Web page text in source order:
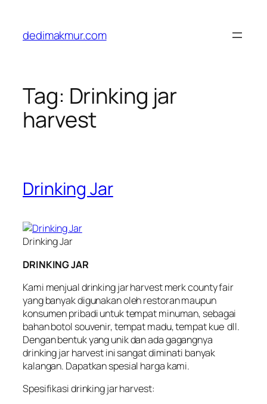
content
dedimakmur.com
Tag: Drinking jar
harvest
Drinking Jar
Drinking Jar
DRINKING JAR
Kami menjual drinking jar harvest merk county fair
yang banyak digunakan oleh restoran maupun
konsumen pribadi untuk tempat minuman, sebagai
bahan botol souvenir, tempat madu, tempat kue dll.
Dengan bentuk yang unik dan ada gagangnya
drinking jar harvest ini sangat diminati banyak
kalangan. Dapatkan spesial harga kami.
Spesifikasi drinking jar harvest: